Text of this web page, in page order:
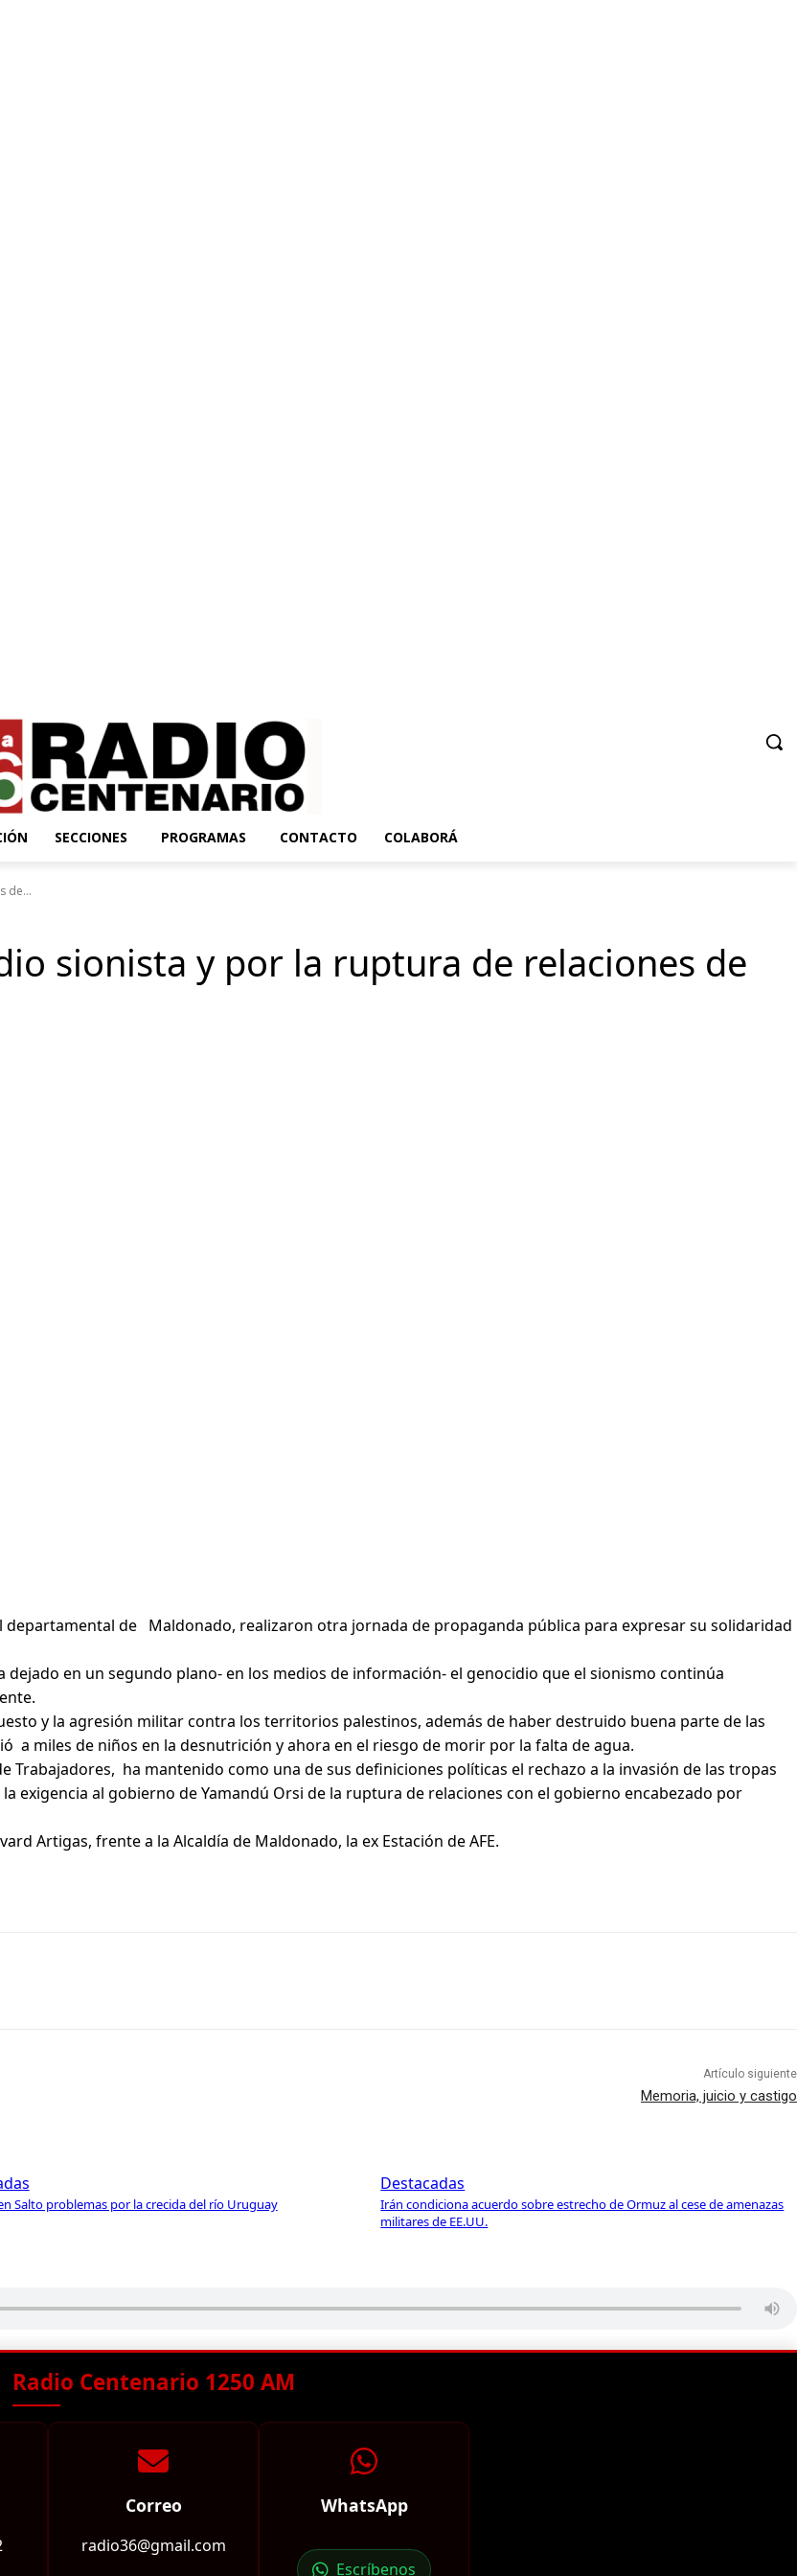
SECCIONES PROGRAMAS CONTACTO COLABORÁ
de...
sionista y por la ruptura de relaciones de
departamental de Maldonado, realizaron otra jornada de propaganda pública para expresar su solidaridad
en un segundo plano- en los medios de información- el genocidio que el sionismo continúa
y la agresión militar contra los territorios palestinos, además de haber destruido buena parte de las
a miles de niños en la desnutrición y ahora en el riesgo de morir por la falta de agua.
Trabajadores, ha mantenido como una de sus definiciones políticas el rechazo a la invasión de las tropas
exigencia al gobierno de Yamandú Orsi de la ruptura de relaciones con el gobierno encabezado por
Artigas, frente a la Alcaldía de Maldonado, la ex Estación de AFE.
Artículo siguiente
Memoria, juicio y castigo
Salto problemas por la crecida del río Uruguay
Destacadas
Irán condiciona acuerdo sobre estrecho de Ormuz al cese de amenazas
militares de EE.UU.
Radio Centenario 1250 AM
Correo
radio36@gmail.com
WhatsApp
Escríbenos